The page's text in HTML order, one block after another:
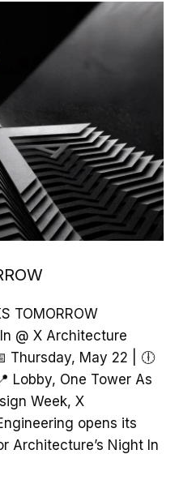
TOMORROW
@ X Architecture
Thursday, May 22 | 🕕
Lobby, One Tower As
Week, X
opens its
Architecture’s Night In